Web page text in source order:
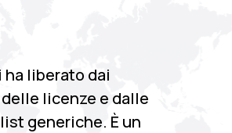
ha liberato dai
licenze e dalle
generiche. È un